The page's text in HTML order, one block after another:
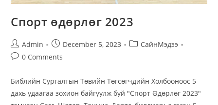
Спорт өдөрлөг 2023
Post
author:
Admin
Post
published:
December 5, 2023
PostСайнМэдээ
Post0 Comments
Библийн Сургалтын Төвийн Төгсөгчдийн Холбооноос 5
дахь удаагаа зохион байгуулж буй "Спорт Өдөрлөг 2023"